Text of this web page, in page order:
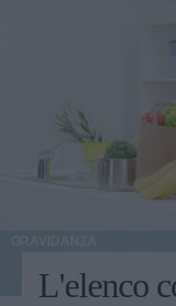
L'elenco